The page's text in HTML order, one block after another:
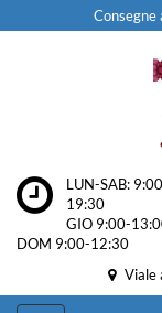
Consegne
LUN-SAB:
19:30
GIO 9:00-
DOM 9:00-12:30
Viale